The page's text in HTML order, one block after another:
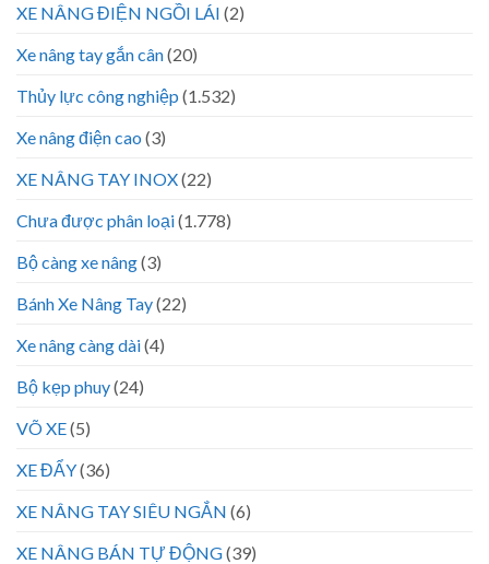
XE NÂNG ĐIỆN NGỒI LÁI (2)
Xe nâng tay gắn cân(20)
Thủy lực công nghiệp (1.532)
Xe nâng điện cao (3)
XE NÂNG TAY INOX(22)
Chưa được phân loại(1.778)
Bộ càng xe nâng(3)
Bánh Xe Nâng Tay(22)
Xe nâng càng dài(4)
Bộ kẹp phuy(24)
VÕ XE(5)
XE ĐẨY(36)
XE NÂNG TAY SIÊU NGẮN (6)
XE NÂNG BÁN TỰ ĐỘNG(39)